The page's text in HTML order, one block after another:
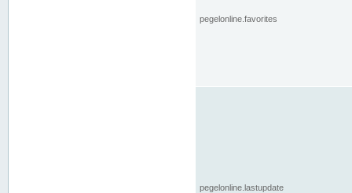
pegelonline.favorites
pegelonline.lastupdate